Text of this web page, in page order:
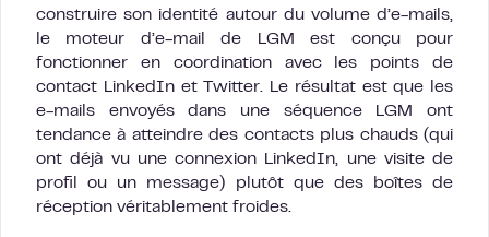
construire son identité autour du volume d’e-mails,
le moteur d’e-mail de LGM est conçu pour
fonctionner en coordination avec les points de
contact LinkedIn et Twitter. Le résultat est que les
e-mails envoyés dans une séquence LGM ont
tendance à atteindre des contacts plus chauds (qui
ont déjà vu une connexion LinkedIn, une visite de
profil ou un message) plutôt que des boîtes de
réception véritablement froides.